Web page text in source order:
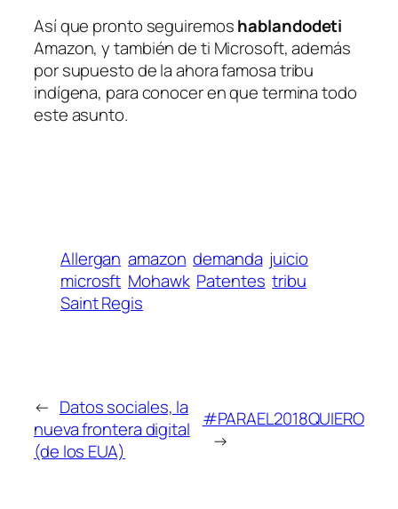
Así que pronto seguiremoshablandodeti
Amazon, y también de ti Microsoft, además
por supuesto de la ahora famosa tribu
indígena, para conocer en que termina todo
este asunto.
Allergan amazon demanda juicio
microsft Mohawk Patentes tribu
Saint Regis
← Datos sociales, la
nueva frontera digital
(de los EUA)
#PARAEL2018QUIERO
→